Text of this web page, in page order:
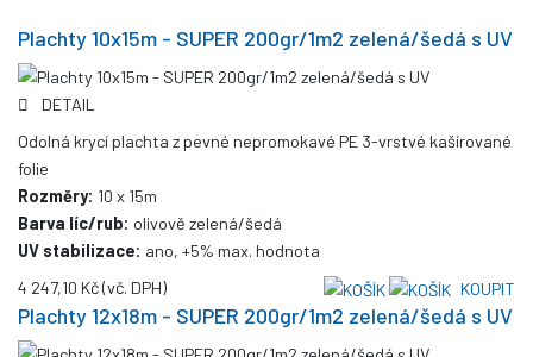
Plachty 10x15m - SUPER 200gr/1m2 zelená/šedá s UV
DETAIL
Odolná krycí plachta z pevné nepromokavé PE 3-vrstvé kašírované
folie
Rozměry: 10 x 15m
Barva líc/rub: olivově zelená/šedá
UV stabilizace: ano, +5% max. hodnota
4 247,10 Kč(vč. DPH) KOUPIT
Plachty 12x18m - SUPER 200gr/1m2 zelená/šedá s UV